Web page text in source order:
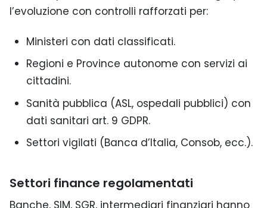
l’evoluzione con controlli rafforzati per:
Ministeri con dati classificati.
Regioni e Province autonome con servizi ai
cittadini.
Sanità pubblica (ASL, ospedali pubblici) con
dati sanitari art. 9 GDPR.
Settori vigilati (Banca d’Italia, Consob, ecc.).
Settori finance regolamentati
Banche, SIM, SGR, intermediari finanziari hanno